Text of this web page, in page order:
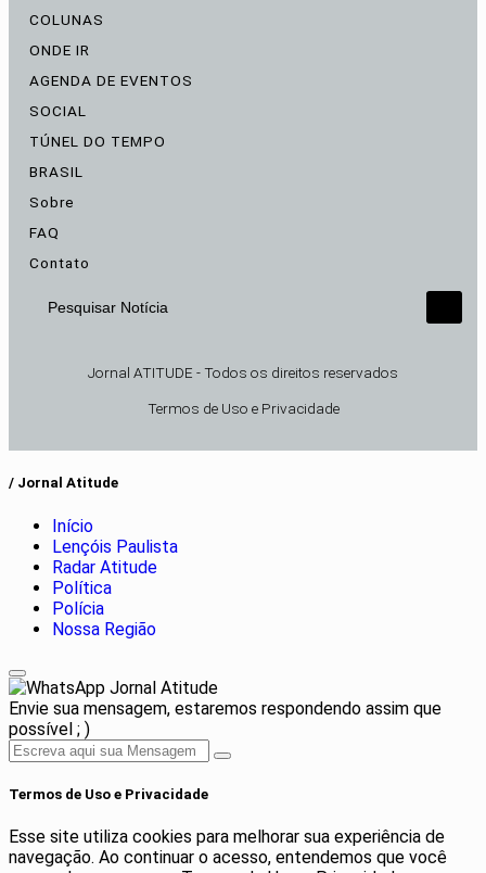
COLUNAS
ONDE IR
AGENDA DE EVENTOS
SOCIAL
TÚNEL DO TEMPO
BRASIL
Sobre
FAQ
Contato
Pesquisar Notícia
Jornal ATITUDE - Todos os direitos reservados
Termos de Uso e Privacidade
/ Jornal Atitude
Início
Lençóis Paulista
Radar Atitude
Política
Polícia
Nossa Região
Jornal Atitude
Envie sua mensagem, estaremos respondendo assim que
possível ; )
Termos de Uso e Privacidade
Esse site utiliza cookies para melhorar sua experiência de
navegação. Ao continuar o acesso, entendemos que você